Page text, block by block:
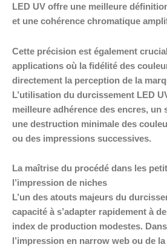
LED UV offre une meilleure
et une cohérence chromatique
Cette précision est également
applications où la fidélité des
directement la perception de la
L’utilisation du durcissement LED
meilleure adhérence des encres, un
une destruction minimale des
ou des impressions successives.
La maîtrise du procédé dans les
l’impression de niches
L’un des atouts majeurs du
capacité à s’adapter rapidement à
index de production modestes.
l’impression en narrow web ou de